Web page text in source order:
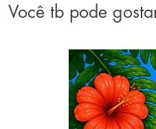
Você tb pode